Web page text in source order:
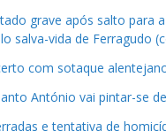
grave após salto para
salva-vida de Ferragudo
com sotaque
António vai pintar-se
e tentativa de